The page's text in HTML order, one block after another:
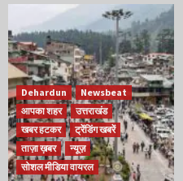
Dehardun
Newsbeat
आपका शहर
उत्तराखंड
खबर हटकर
ट्रेंडिंग खबरें
ताज़ा ख़बर
न्यूज़
सोशल मीडिया वायरल